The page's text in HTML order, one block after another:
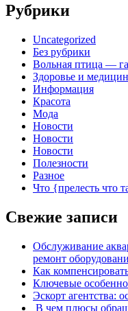
Рубрики
Uncategorized
Без рубрики
Вольная птица —
Здоровье и
Информация
Красота
Мода
Новости
Новости
Новости
Полезности
Разное
Что {прелесть что
Свежие записи
Обслуживание
ремонт
Как
Ключевые
Эскорт агентства:
В чем плюсы